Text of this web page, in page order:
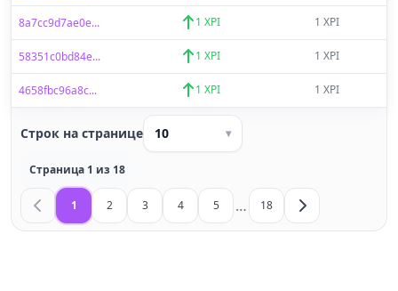
8a7cc9d7ae0e... 1 XPI 1 XPI
58351c0bd84e... 1 XPI 1 XPI
4658fbc96a8c... 1 XPI 1 XPI
Строк на странице 10 ▾
Страница 1 из 18
1 2 3 4 5 … 18